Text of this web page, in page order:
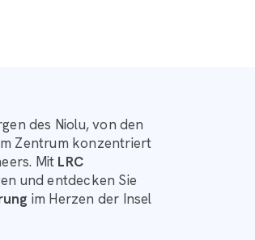
des Niolu, von den
Zentrum konzentriert
Mit LRC
und entdecken Sie
im Herzen der Insel